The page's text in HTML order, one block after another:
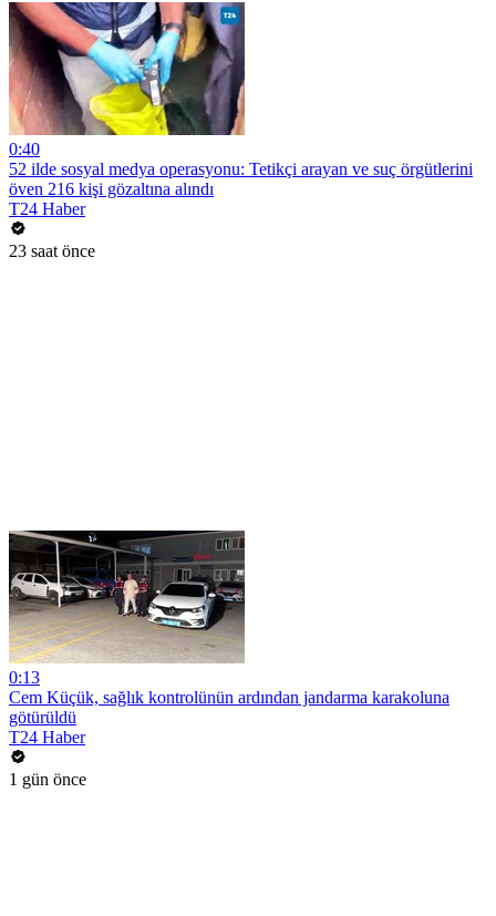
0:40
52 ilde sosyal medya operasyonu: Tetikçi arayan ve suç örgütlerini
öven 216 kişi gözaltına alındı
T24 Haber
23 saat önce
0:13
Cem Küçük, sağlık kontrolünün ardından jandarma karakoluna
götürüldü
T24 Haber
1 gün önce